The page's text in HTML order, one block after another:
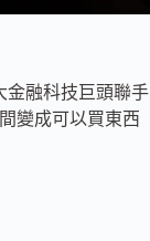
金融科技巨頭聯手
變成可以買東西